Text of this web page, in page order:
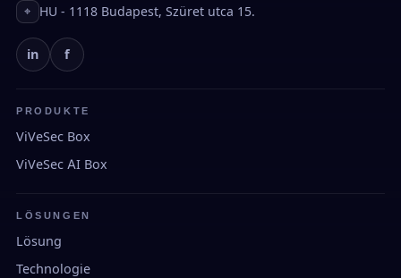
⌖ HU - 1118 Budapest, Szüret utca 15.
in f
PRODUKTE
ViVeSec Box
ViVeSec AI Box
LÖSUNGEN
Lösung
Technologie